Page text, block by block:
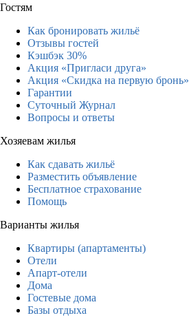
Гостям
Как бронировать жильё
Отзывы гостей
Кэшбэк 30%
Акция «Пригласи друга»
Акция «Скидка на первую бронь»
Гарантии
Суточный Журнал
Вопросы и ответы
Хозяевам жилья
Как сдавать жильё
Разместить объявление
Бесплатное страхование
Помощь
Варианты жилья
Квартиры (апартаменты)
Отели
Апарт-отели
Дома
Гостевые дома
Базы отдыха